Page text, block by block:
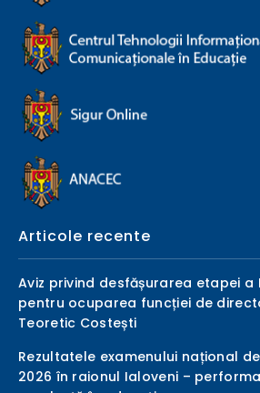
Articole recente
Aviz privind desfășurarea etapei
pentru ocuparea funcției de
Teoretic Costești
Rezultatele examenului național
2026 în raionul Ialoveni –